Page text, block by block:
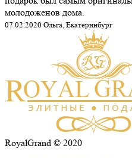
молодоженов дома.
07.02.2020 Ольга, Екатеринбург
RoyalGrand © 2020